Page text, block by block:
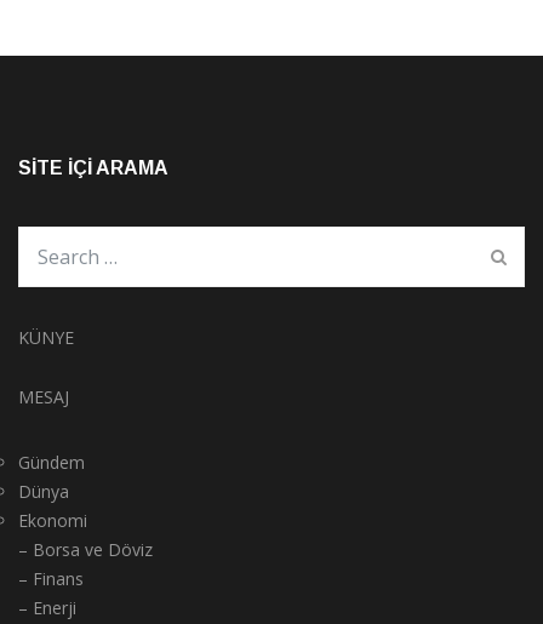
SITE İÇI ARAMA
KÜNYE
MESAJ
Gündem
Dünya
Ekonomi
– Borsa ve Döviz
– Finans
– Enerji